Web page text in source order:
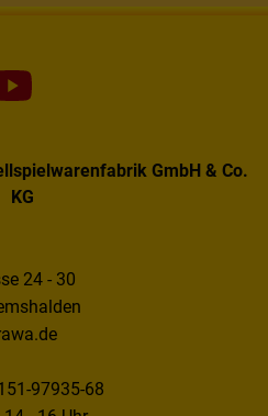
GmbH & Co.
KG
24 - 30
97935-68